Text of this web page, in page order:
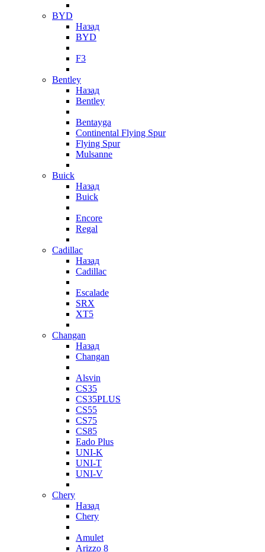
BYD
Назад
BYD
F3
Bentley
Назад
Bentley
Bentayga
Continental Flying Spur
Flying Spur
Mulsanne
Buick
Назад
Buick
Encore
Regal
Cadillac
Назад
Cadillac
Escalade
SRX
XT5
Changan
Назад
Changan
Alsvin
CS35
CS35PLUS
CS55
CS75
CS85
Eado Plus
UNI-K
UNI-T
UNI-V
Chery
Назад
Chery
Amulet
Arizzo 8